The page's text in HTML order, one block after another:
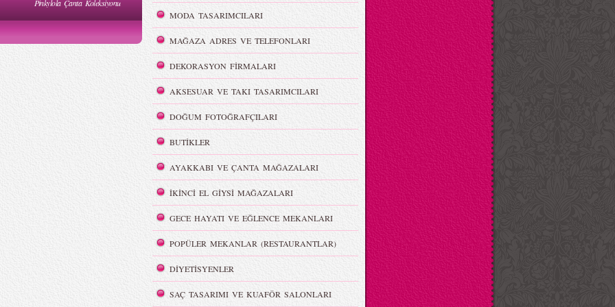
Hakan Akkaya - MBFWI Yaz
Pinkylola Çanta Koleksiyonu
MODA TASARIMCILARI
MAĞAZA ADRES VE TELEFONLARI
DEKORASYON FİRMALARI
AKSESUAR VE TAKI TASARIMCILARI
DOĞUM FOTOĞRAFÇILARI
BUTİKLER
AYAKKABI VE ÇANTA MAĞAZALARI
İKİNCİ EL GİYSİ MAĞAZALARI
GECE HAYATI VE EĞLENCE MEKANLARI
POPÜLER MEKANLAR (RESTAURANTLAR)
DİYETİSYENLER
SAÇ TASARIMI VE KUAFÖR SALONLARI